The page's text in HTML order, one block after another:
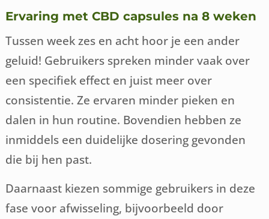
Ervaring met CBD capsules na 8 weken
Tussen week zes en acht hoor je een ander
geluid! Gebruikers spreken minder vaak over
een specifiek effect en juist meer over
consistentie. Ze ervaren minder pieken en
dalen in hun routine. Bovendien hebben ze
inmiddels een duidelijke dosering gevonden
die bij hen past.
Daarnaast kiezen sommige gebruikers in deze
fase voor afwisseling, bijvoorbeeld door